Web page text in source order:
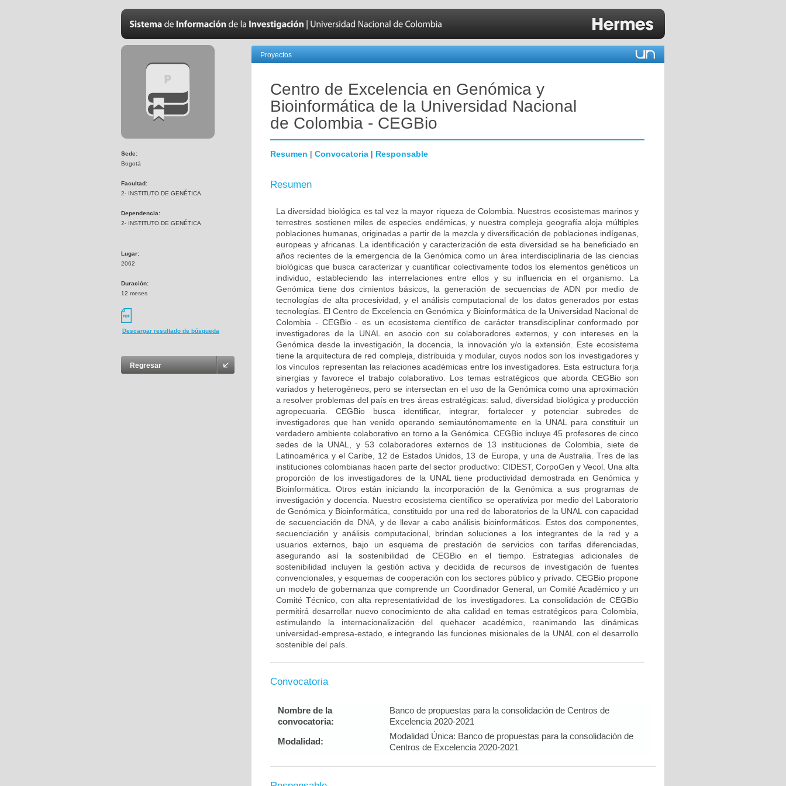
Sede:
Bogotá
Facultad:
2- INSTITUTO DE GENÉTICA
Dependencia:
2- INSTITUTO DE GENÉTICA
Lugar:
2062
Duración:
12 meses
Descargar resultado de búsqueda
Regresar
Proyectos
Centro de Excelencia en Genómica y
Bioinformática de la Universidad Nacional
de Colombia - CEGBio
Resumen | Convocatoria | Responsable
Resumen
La diversidad biológica es tal vez la mayor riqueza de Colombia. Nuestros ecosistemas marinos y
terrestres sostienen miles de especies endémicas, y nuestra compleja geografía aloja múltiples
poblaciones humanas, originadas a partir de la mezcla y diversificación de poblaciones indígenas,
europeas y africanas. La identificación y caracterización de esta diversidad se ha beneficiado en
años recientes de la emergencia de la Genómica como un área interdisciplinaria de las ciencias
biológicas que busca caracterizar y cuantificar colectivamente todos los elementos genéticos un
individuo, estableciendo las interrelaciones entre ellos y su influencia en el organismo. La
Genómica tiene dos cimientos básicos, la generación de secuencias de ADN por medio de
tecnologías de alta procesividad, y el análisis computacional de los datos generados por estas
tecnologías. El Centro de Excelencia en Genómica y Bioinformática de la Universidad Nacional de
Colombia - CEGBio - es un ecosistema científico de carácter transdisciplinar conformado por
investigadores de la UNAL en asocio con su colaboradores externos, y con intereses en la
Genómica desde la investigación, la docencia, la innovación y/o la extensión. Este ecosistema
tiene la arquitectura de red compleja, distribuida y modular, cuyos nodos son los investigadores y
los vínculos representan las relaciones académicas entre los investigadores. Esta estructura forja
sinergias y favorece el trabajo colaborativo. Los temas estratégicos que aborda CEGBio son
variados y heterogéneos, pero se intersectan en el uso de la Genómica como una aproximación
a resolver problemas del país en tres áreas estratégicas: salud, diversidad biológica y producción
agropecuaria. CEGBio busca identificar, integrar, fortalecer y potenciar subredes de
investigadores que han venido operando semiautónomamente en la UNAL para constituir un
verdadero ambiente colaborativo en torno a la Genómica. CEGBio incluye 45 profesores de cinco
sedes de la UNAL, y 53 colaboradores externos de 13 instituciones de Colombia, siete de
Latinoamérica y el Caribe, 12 de Estados Unidos, 13 de Europa, y una de Australia. Tres de las
instituciones colombianas hacen parte del sector productivo: CIDEST, CorpoGen y Vecol. Una alta
proporción de los investigadores de la UNAL tiene productividad demostrada en Genómica y
Bioinformática. Otros están iniciando la incorporación de la Genómica a sus programas de
investigación y docencia. Nuestro ecosistema científico se operativiza por medio del Laboratorio
de Genómica y Bioinformática, constituido por una red de laboratorios de la UNAL con capacidad
de secuenciación de DNA, y de llevar a cabo análisis bioinformáticos. Estos dos componentes,
secuenciación y análisis computacional, brindan soluciones a los integrantes de la red y a
usuarios externos, bajo un esquema de prestación de servicios con tarifas diferenciadas,
asegurando así la sostenibilidad de CEGBio en el tiempo. Estrategias adicionales de
sostenibilidad incluyen la gestión activa y decidida de recursos de investigación de fuentes
convencionales, y esquemas de cooperación con los sectores público y privado. CEGBio propone
un modelo de gobernanza que comprende un Coordinador General, un Comité Académico y un
Comité Técnico, con alta representatividad de los investigadores. La consolidación de CEGBio
permitirá desarrollar nuevo conocimiento de alta calidad en temas estratégicos para Colombia,
estimulando la internacionalización del quehacer académico, reanimando las dinámicas
universidad-empresa-estado, e integrando las funciones misionales de la UNAL con el desarrollo
sostenible del país.
Convocatoria
Nombre de la
convocatoria:
Banco de propuestas para la consolidación de Centros de
Excelencia 2020-2021
Modalidad:
Modalidad Única: Banco de propuestas para la consolidación de
Centros de Excelencia 2020-2021